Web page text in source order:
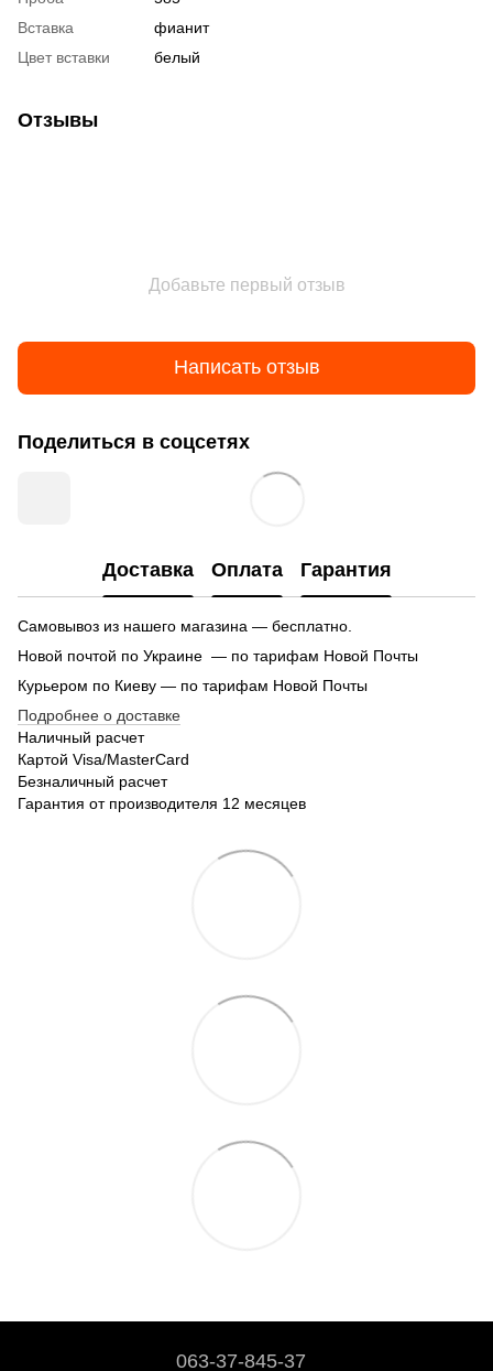
Вставка
фианит
Цвет вставки
белый
Отзывы
Добавьте первый отзыв
Написать отзыв
Поделиться в соцсетях
Доставка Оплата Гарантия
Самовывоз из нашего магазина — бесплатно.
Новой почтой по Украине — по тарифам Новой Почты
Курьером по Киеву — по тарифам Новой Почты
Подробнее о доставке
Наличный расчет
Картой Visa/MasterCard
Безналичный расчет
Гарантия от производителя 12 месяцев
063-37-845-37